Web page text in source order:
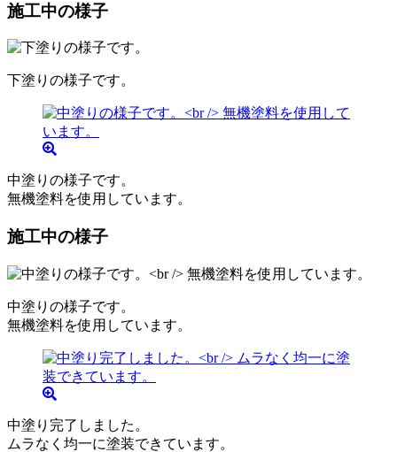
施工中の様子
下塗りの様子です。
中塗りの様子です。
無機塗料を使用しています。
施工中の様子
中塗りの様子です。
無機塗料を使用しています。
中塗り完了しました。
ムラなく均一に塗装できています。